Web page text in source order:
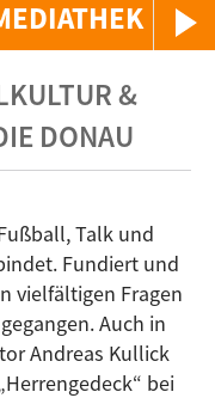
& M
DONAU
Talk und
Fundiert und
vielfältigen Fragen
Auch in
Andreas Kullick
bei